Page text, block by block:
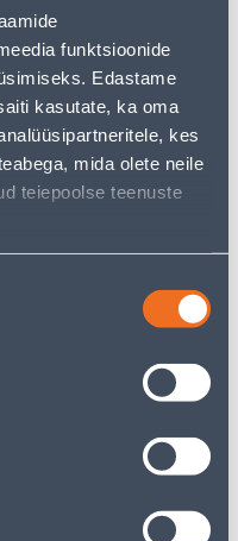
funktsioonide
Edastame
kasutate, ka oma
kes
mida olete neile
teiepoolse teenuste
returning
function to
Happy shopping!
see on veekindel.